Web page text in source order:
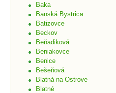
Baka
Banská Bystrica
Batizovce
Beckov
Beňadiková
Beniakovce
Benice
Bešeňová
Blatná na Ostrove
Blatné